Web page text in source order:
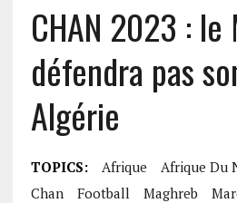
CHAN 2023 :
défendra pas
Algérie
TOPICS: Afrique Afrique Du
Chan
Football Maghreb